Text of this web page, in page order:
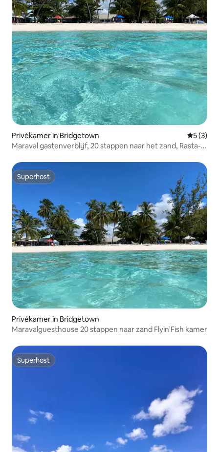
Privékamer in Bridgetown
5 (3)
Maraval gastenverblijf, 20 stappen naar het zand, Rasta-
Superhost
Superhost
Privékamer in Bridgetown
Maravalguesthouse 20 stappen naar zand Flyin'Fish kamer
Superhost
Superhost